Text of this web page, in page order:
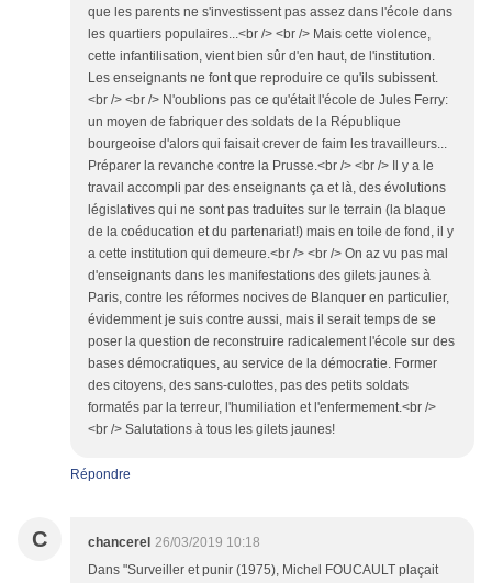
que les parents ne s'investissent pas assez dans l'école dans
les quartiers populaires...<br /> <br /> Mais cette violence,
cette infantilisation, vient bien sûr d'en haut, de l'institution.
Les enseignants ne font que reproduire ce qu'ils subissent.
<br /> <br /> N'oublions pas ce qu'était l'école de Jules Ferry:
un moyen de fabriquer des soldats de la République
bourgeoise d'alors qui faisait crever de faim les travailleurs...
Préparer la revanche contre la Prusse.<br /> <br /> Il y a le
travail accompli par des enseignants ça et là, des évolutions
législatives qui ne sont pas traduites sur le terrain (la blaque
de la coéducation et du partenariat!) mais en toile de fond, il y
a cette institution qui demeure.<br /> <br /> On az vu pas mal
d'enseignants dans les manifestations des gilets jaunes à
Paris, contre les réformes nocives de Blanquer en particulier,
évidemment je suis contre aussi, mais il serait temps de se
poser la question de reconstruire radicalement l'école sur des
bases démocratiques, au service de la démocratie. Former
des citoyens, des sans-culottes, pas des petits soldats
formatés par la terreur, l'humiliation et l'enfermement.<br />
<br /> Salutations à tous les gilets jaunes!
Répondre
C chancerel 26/03/2019 10:18
Dans "Surveiller et punir (1975), Michel FOUCAULT plaçait